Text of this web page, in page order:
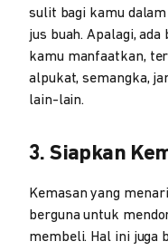
sulit bagi kamu
jus buah. Apalagi,
kamu manfaatkan,
alpukat, semangka,
lain-lain.
3. Siapkan
Kemasan yang
berguna untuk
membeli. Hal ini juga